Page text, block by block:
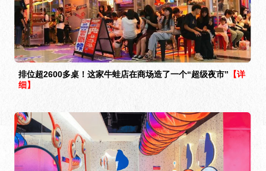
排位超2600多桌！这家牛蛙店在商场造了一个“超级夜市” 【详
细】